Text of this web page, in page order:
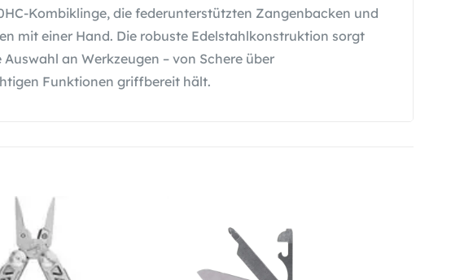
Kombiklinge, die federunterstützten Zangenbacken und
mit einer Hand. Die robuste Edelstahlkonstruktion sorgt
an Werkzeugen – von Schere über
Funktionen griffbereit hält.